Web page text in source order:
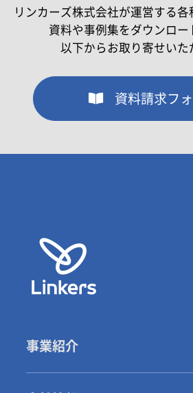
リンカーズ株式会社が運営する
資料や事例集をダウンロー
以下からお取り寄せいた
資料請求フ
事業紹介